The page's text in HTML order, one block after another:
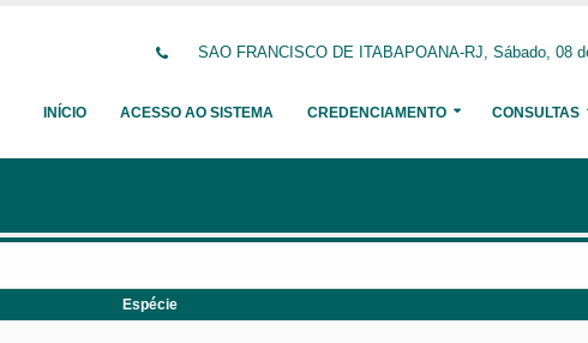
SAO FRANCISCO DE ITABAPOANA-RJ, Sábado, 08
INÍCIO ACESSO AO SISTEMA CREDENCIAMENTO CONSULTAS
Espécie